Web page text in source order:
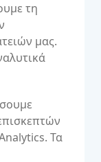
τη
μας.
Τα